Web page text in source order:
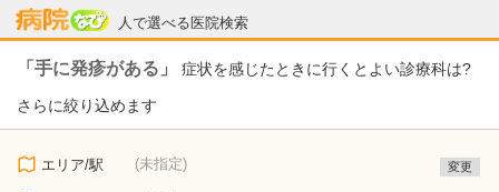
人で選べる医院検索
病院なび
「手に発疹がある」 症状を感じたときに行くとよい診療科は?
さらに絞り込めます
エリア/駅 (未指定) 変更